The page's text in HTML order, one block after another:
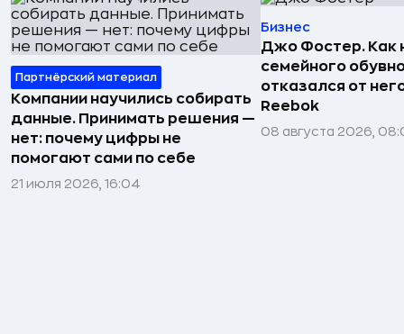
Партнёрский материал
Компании научились собирать
данные. Принимать решения —
нет: почему цифры не
помогают сами по себе
21 июля 2026, 16:04
Бизнес
Джо Фостер. Как
семейного
отказался от
Reebok
08 августа 2026,